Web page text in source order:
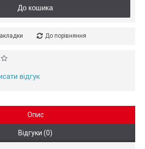
До кошика
До порівняння
відгук
Опис
Відгуки (0)